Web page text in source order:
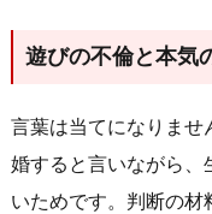
遊びの不倫と本気
言葉は当てになりませ
婚すると言いながら、
いためです。判断の材